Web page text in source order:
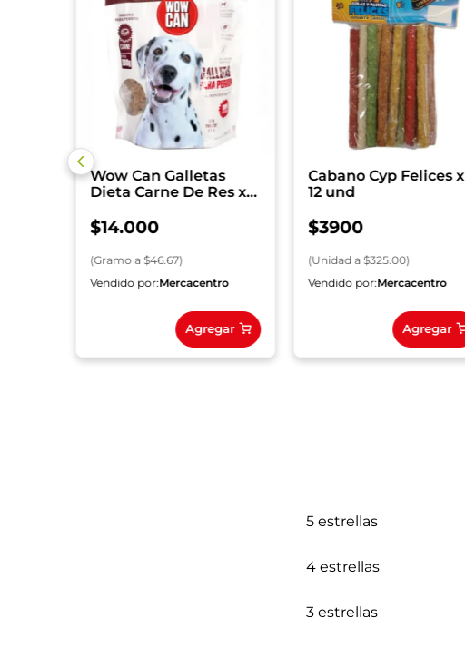
Wow Can Galletas
Dieta Carne De Res x
$14.000
(Gramo a $46.67)
Vendido por:Mercacentro
Agregar
Cabano Cyp Felices x
12 und
$3900
(Unidada $325.00)
Vendido por:Mercacentro
Agregar
5 estrellas
4 estrellas
3 estrellas